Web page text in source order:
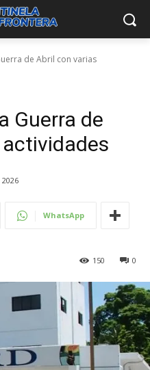
de Abril con varias
Guerra de
WhatsApp
0
150